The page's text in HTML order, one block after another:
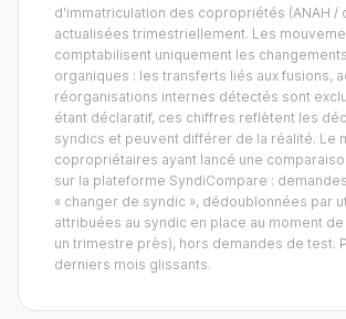
d'immatriculation des copropriétés (ANAH /
actualisées trimestriellement. Les
comptabilisent uniquement les
organiques : les transferts liés aux fusions,
réorganisations internes détectés sont
étant déclaratif, ces chiffres reflètent les
syndics et peuvent différer de la réalité. Le
copropriétaires ayant lancé une
sur la plateforme SyndiCompare :
« changer de syndic », dédoublonnées par
attribuées au syndic en place au moment
un trimestre près), hors demandes de test.
derniers mois glissants.